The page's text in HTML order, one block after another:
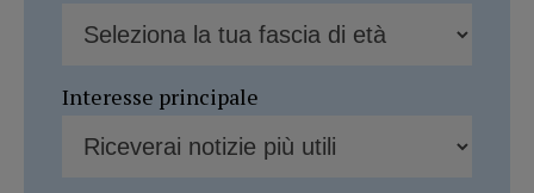
Interesse principale